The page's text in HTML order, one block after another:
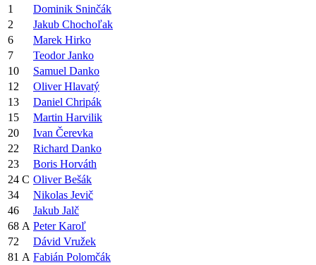
1
Dominik Sninčák
2
Jakub Chochoľak
6
Marek Hirko
7
Teodor Janko
10
Samuel Danko
12
Oliver Hlavatý
13
Daniel Chripák
15
Martin Harvilik
20
Ivan Čerevka
22
Richard Danko
23
Boris Horváth
24 C Oliver Bešák
34
Nikolas Jevič
46
Jakub Jalč
68 A Peter Karoľ
72
Dávid Vružek
81 A Fabián Polomčák